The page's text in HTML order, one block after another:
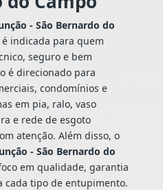
- São Bernardo do
é indicada para quem
seguro e bem
é direcionado para
condomínios e
em pia, ralo, vaso
e rede de esgoto
atenção. Além disso, o
- São Bernardo do
em qualidade, garantia
cada tipo de entupimento.